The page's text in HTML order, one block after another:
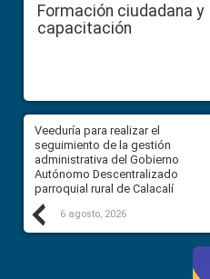
Formación ciudadana y
capacitación
Previous
Veeduría para realizar el
seguimiento de la gestión
administrativa del Gobierno
Autónomo Descentralizado
parroquial rural de Calacalí
6 agosto, 2026